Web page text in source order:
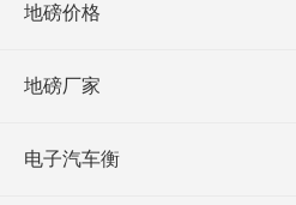
地磅价格
地磅厂家
电子汽车衡